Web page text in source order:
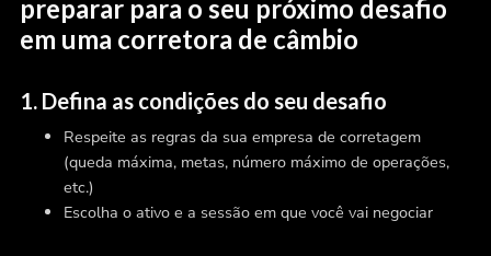
preparar para o seu próximo desafio
em uma corretora de câmbio
1. Defina as condições do seu desafio
Respeite as regras da sua empresa de corretagem
(queda máxima, metas, número máximo de operações,
etc.)
Escolha o ativo e a sessão em que você vai negociar